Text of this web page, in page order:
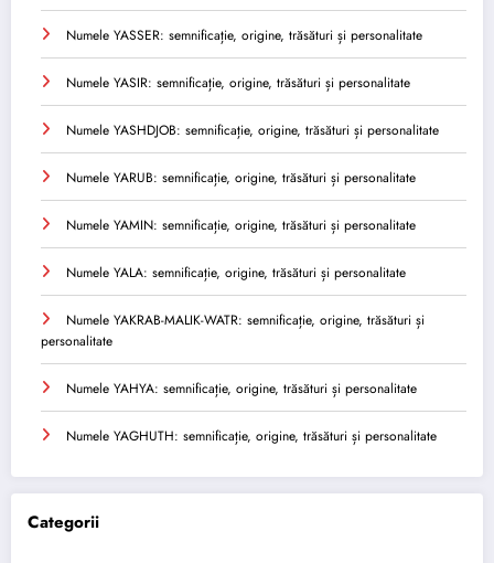
Numele YASSER: semnificație, origine, trăsături și personalitate
Numele YASIR: semnificație, origine, trăsături și personalitate
Numele YASHDJOB: semnificație, origine, trăsături și personalitate
Numele YARUB: semnificație, origine, trăsături și personalitate
Numele YAMIN: semnificație, origine, trăsături și personalitate
Numele YALA: semnificație, origine, trăsături și personalitate
Numele YAKRAB-MALIK-WATR: semnificație, origine, trăsături și
personalitate
Numele YAHYA: semnificație, origine, trăsături și personalitate
Numele YAGHUTH: semnificație, origine, trăsături și personalitate
Categorii